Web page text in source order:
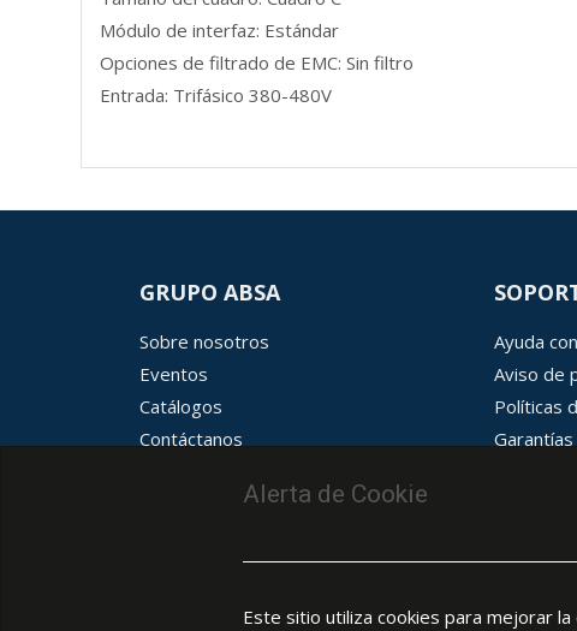
Módulo de interfaz: Estándar
Opciones de filtrado de EMC: Sin filtro
Entrada: Trifásico 380-480V
Alerta de Cookie
Este sitio utiliza cookies para mejorar
GRUPO ABSA
Sobre nosotros
Eventos
Catálogos
Contáctanos
Ayuda
Aviso de
Políticas